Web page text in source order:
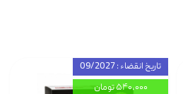
تاریخ انقضاء : 09/2027
۵۴۰,۰۰۰ تومان